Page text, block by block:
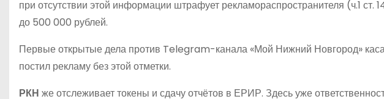
при отсутствии этой информации штрафует рекламораспространителя (ч.1
до 500 000 рублей.
Первые открытые дела против Telegram-канала «Мой Нижний Новгород»
постил рекламу без этой отметки.
РКН же отслеживает токены и сдачу отчётов в ЕРИР. Здесь уже